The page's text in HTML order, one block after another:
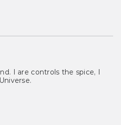
I are controls the spice, I